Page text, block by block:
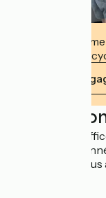
Cet
accueillir des
Voir ses
Bienvenue à
Ouvert toute
sourire pour